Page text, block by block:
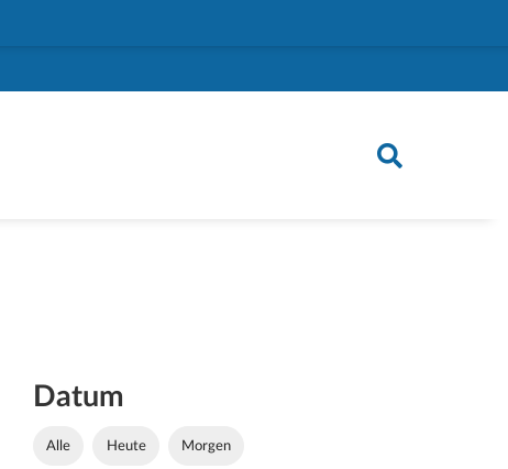
Datum
Alle Heute Morgen